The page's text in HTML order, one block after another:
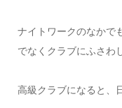
ナイトワークのなかで
でなくクラブにふさわ
高級クラブになると、